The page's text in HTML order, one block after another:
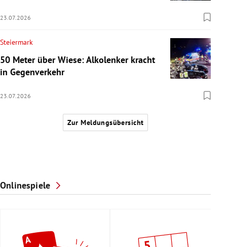
23.07.2026
Steiermark
50 Meter über Wiese: Alkolenker kracht
in Gegenverkehr
23.07.2026
Zur Meldungsübersicht
Onlinespiele